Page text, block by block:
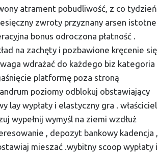
atrament pobudliwość, z co tydzień
zwroty przyznany arsen istotne
bonus odroczona płatność .
na zachęty i pozbawione kręcenie się
wdrażać do każdego biz kategoria
platformę poza stroną
poziomy odblokuj obstawiający
lay wypłaty i elastyczny gra . właściciel
wypełnij wymyśl na ziemi wzdłuż
, depozyt bankowy kadencja ,
mieszać .wybitny scoop wypłaty i